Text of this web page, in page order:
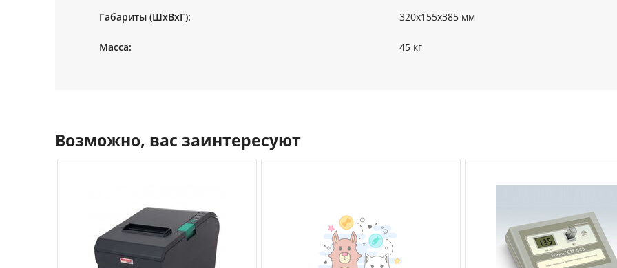
Габариты (ШхВхГ): 320х155х385 мм
Масса: 45 кг
Возможно, вас заинтересуют